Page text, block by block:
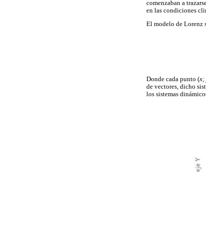
comenzaban a
en las condiciones
El modelo de Lorenz
Donde cada punto (x;
de vectores, dicho
los sistemas